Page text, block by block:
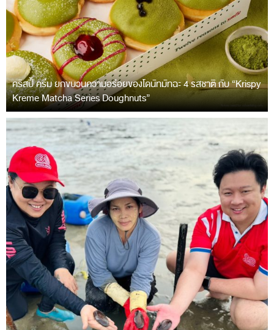
คริสปี้ ครีม ยกขบวนความอร่อยของโดนัทมัทฉะ 4 รสชาติ กับ “Krispy
Kreme Matcha Series Doughnuts”